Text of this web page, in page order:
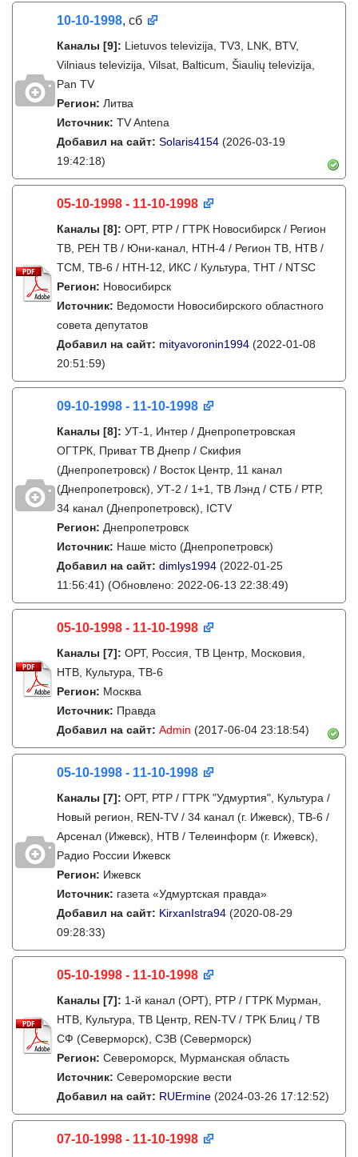
10-10-1998, сб
Каналы [9]: Lietuvos televizija, TV3, LNK, BTV,
Vilniaus televizija, Vilsat, Balticum, Šiaulių televizija,
Pan TV
Регион: Литва
Источник: TV Antena
Добавил на сайт: Solaris4154 (2026-03-19
19:42:18)
05-10-1998 - 11-10-1998
Каналы [8]: ОРТ, РТР / ГТРК Новосибирск / Регион
ТВ, РЕН ТВ / Юни-канал, НТН-4 / Регион ТВ, НТВ /
ТСМ, ТВ-6 / НТН-12, ИКС / Культура, ТНТ / NTSC
Регион: Новосибирск
Источник: Ведомости Новосибирского областного
совета депутатов
Добавил на сайт: mityavoronin1994 (2022-01-08
20:51:59)
09-10-1998 - 11-10-1998
Каналы [8]: УТ-1, Интер / Днепропетровская
ОГТРК, Приват ТВ Днепр / Скифия
(Днепропетровск) / Восток Центр, 11 канал
(Днепропетровск), УТ-2 / 1+1, ТВ Лэнд / СТБ / РТР,
34 канал (Днепропетровск), ICTV
Регион: Днепропетровск
Источник: Наше місто (Днепропетровск)
Добавил на сайт: dimlys1994 (2022-01-25
11:56:41) (Обновлено: 2022-06-13 22:38:49)
05-10-1998 - 11-10-1998
Каналы [7]: ОРТ, Россия, ТВ Центр, Московия,
НТВ, Культура, ТВ-6
Регион: Москва
Источник: Правда
Добавил на сайт: Admin (2017-06-04 23:18:54)
05-10-1998 - 11-10-1998
Каналы [7]: ОРТ, РТР / ГТРК "Удмуртия", Культура /
Новый регион, REN-TV / 34 канал (г. Ижевск), ТВ-6 /
Арсенал (Ижевск), НТВ / Телеинформ (г. Ижевск),
Радио России Ижевск
Регион: Ижевск
Источник: газета «Удмуртская правда»
Добавил на сайт: KirxanIstra94 (2020-08-29
09:28:33)
05-10-1998 - 11-10-1998
Каналы [7]: 1-й канал (ОРТ), РТР / ГТРК Мурман,
НТВ, Культура, ТВ Центр, REN-TV / ТРК Блиц / ТВ
СФ (Северморск), СЗВ (Северморск)
Регион: Североморск, Мурманская область
Источник: Североморские вести
Добавил на сайт: RUErmine (2024-03-26 17:12:52)
07-10-1998 - 11-10-1998